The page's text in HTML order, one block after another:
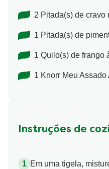
2 Pitada(s) de cravo
1 Pitada(s) de
1 Quilo(s) de frango
1 Knorr Meu
Instruções de
Em uma tigela,